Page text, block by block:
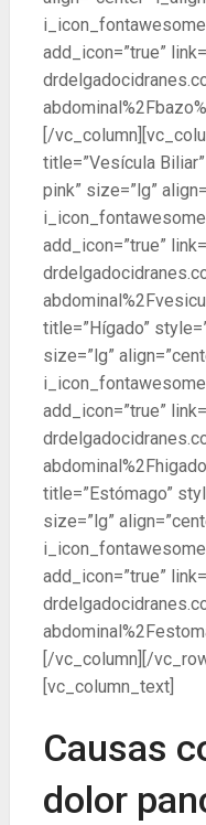
add_icon=”true”
[/
title=”Vesícula
pink” size=”lg”
add_icon=”true”
title=”Hígado”
size=”lg”
add_icon=”true”
title=”Estómago”
size=”lg”
add_icon=”true”
[/vc_column][/
[vc_column_text]
Causas
dolor